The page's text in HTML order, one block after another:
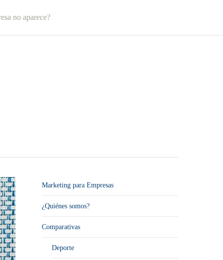
no aparece?
Marketing para Empresas
¿Quiénes somos?
Comparativas
Deporte